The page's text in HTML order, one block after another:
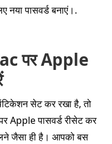
पासवर्ड बनाएं।.
पर Apple
सेट कर रखा है, तो
Apple पासवर्ड रीसेट कर
जैसा ही है। आपको बस